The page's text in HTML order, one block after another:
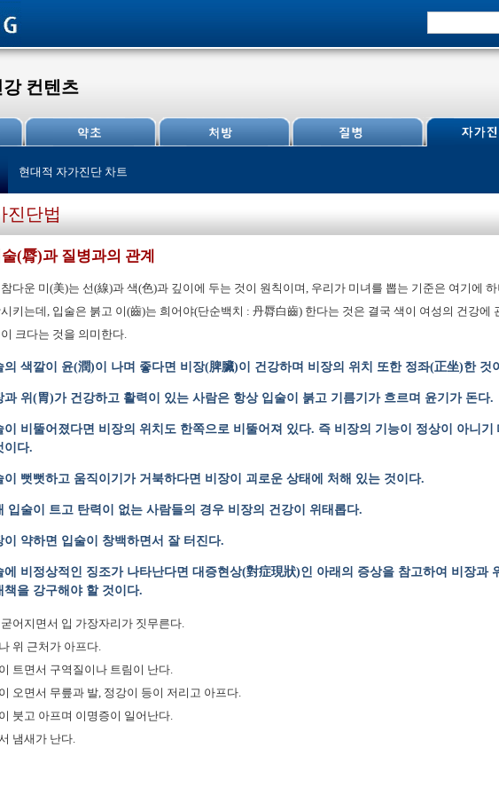
컨텐츠
현대적 자가진단 차트
진단법
(脣)과 질병과의 관계
다운 미(美)는 선(線)과 색(色)과 깊이에 두는 것이 원칙이며, 우리가 미녀를 뽑는 기준은 여기에
키는데, 입술은 붉고 이(齒)는 희어야(단순백치 : 丹脣白齒) 한다는 것은 결국 색이 여성의 건강에
크다는 것을 의미한다.
색깔이 윤(潤)이 나며 좋다면 비장(脾臟)이 건강하며 비장의 위치 또한 정좌(正坐)한 것
위(胃)가 건강하고 활력이 있는 사람은 항상 입술이 붉고 기름기가 흐르며 윤기가 돈다.
비뚤어졌다면 비장의 위치도 한쪽으로 비뚤어져 있다. 즉 비장의 기능이 정상이 아니기
이다.
뻣뻣하고 움직이기가 거북하다면 비장이 괴로운 상태에 처해 있는 것이다.
입술이 트고 탄력이 없는 사람들의 경우 비장의 건강이 위태롭다.
약하면 입술이 창백하면서 잘 터진다.
비정상적인 징조가 나타난다면 대증현상(對症現狀)인 아래의 증상을 참고하여 비장과
책을 강구해야 할 것이다.
굳어지면서 입 가장자리가 짓무른다.
위 근처가 아프다.
트면서 구역질이나 트림이 난다.
오면서 무릎과 발, 정강이 등이 저리고 아프다.
붓고 아프며 이명증이 일어난다.
냄새가 난다.